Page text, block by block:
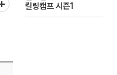
실전 모의고사